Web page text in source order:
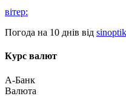
вітер:
Погода на 10 днів від
Курс валют
А-Банк
Валюта